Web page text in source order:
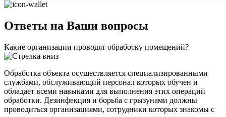
Ответы на Ваши вопросы
Какие организации проводят обработку помещений?
Обработка объекта осуществляется специализированными
службами, обслуживающий персонал которых обучен и
обладает всеми навыками для выполнения этих операций
обработки. Дезинфекция и борьба с грызунами должны
проводиться организациями, сотрудники которых знакомы с